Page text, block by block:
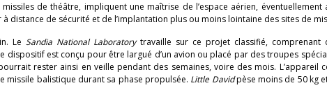
de théâtre, impliquent une maîtrise de l’espace aérien,
distance de sécurité et de l’implantation plus ou moins lointaine des sites de
LeSandia National Laboratorytravaille sur ce projet classifié, comprenant
dispositif est conçu pour être largué d’un avion ou placé par des troupes
rester ainsi en veille pendant des semaines, voire des mois. L’appareil
missile balistique durant sa phase propulsée. Little Davidpèse moins de 50 kg